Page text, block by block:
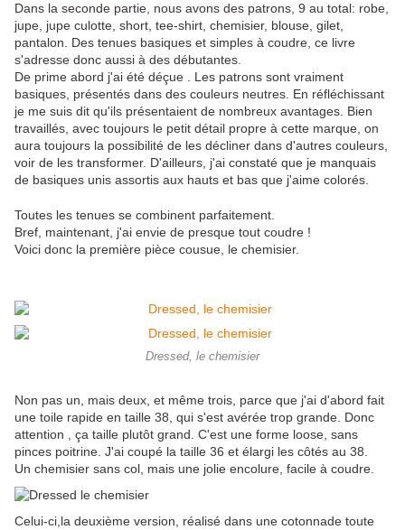
Dans la seconde partie, nous avons des patrons, 9 au total: robe,
jupe, jupe culotte, short, tee-shirt, chemisier, blouse, gilet,
pantalon. Des tenues basiques et simples à coudre, ce livre
s'adresse donc aussi à des débutantes.
De prime abord j'ai été déçue . Les patrons sont vraiment
basiques, présentés dans des couleurs neutres. En réfléchissant
je me suis dit qu'ils présentaient de nombreux avantages. Bien
travaillés, avec toujours le petit détail propre à cette marque, on
aura toujours la possibilité de les décliner dans d'autres couleurs,
voir de les transformer. D'ailleurs, j'ai constaté que je manquais
de basiques unis assortis aux hauts et bas que j'aime colorés.
Toutes les tenues se combinent parfaitement.
Bref, maintenant, j'ai envie de presque tout coudre !
Voici donc la première pièce cousue, le chemisier.
Dressed, le chemisier
Non pas un, mais deux, et même trois, parce que j'ai d'abord fait
une toile rapide en taille 38, qui s'est avérée trop grande. Donc
attention , ça taille plutôt grand. C'est une forme loose, sans
pinces poitrine. J'ai coupé la taille 36 et élargi les côtés au 38.
Un chemisier sans col, mais une jolie encolure, facile à coudre.
Celui-ci,la deuxième version, réalisé dans une cotonnade toute